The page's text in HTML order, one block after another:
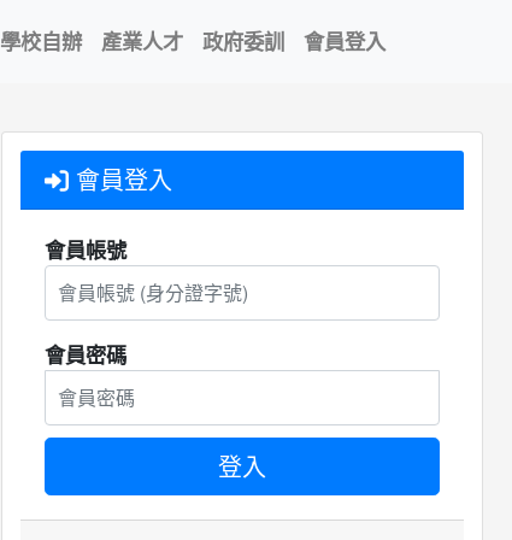
學校自辦 產業人才 政府委訓 會員登入
會員登入
會員帳號
會員密碼